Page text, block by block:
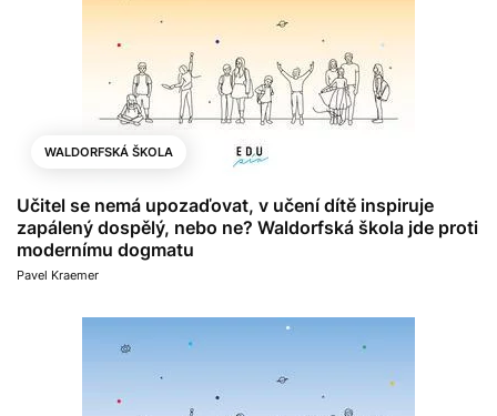
WALDORFSKÁ ŠKOLA
Učitel se nemá upozaďovat, v učení dítě inspiruje
zapálený dospělý, nebo ne? Waldorfská škola jde proti
modernímu dogmatu
Pavel Kraemer